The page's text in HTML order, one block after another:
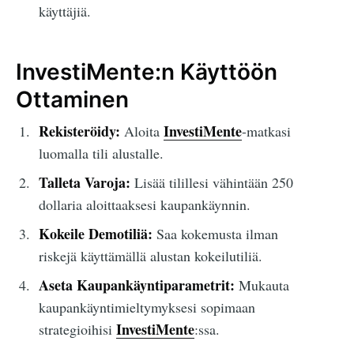
käyttäjiä.
InvestiMente:n Käyttöön
Ottaminen
Rekisteröidy: Aloita InvestiMente-matkasi
luomalla tili alustalle.
Talleta Varoja: Lisää tilillesi vähintään 250
dollaria aloittaaksesi kaupankäynnin.
Kokeile Demotiliä: Saa kokemusta ilman
riskejä käyttämällä alustan kokeilutiliä.
Aseta Kaupankäyntiparametrit: Mukauta
kaupankäyntimieltymyksesi sopimaan
strategioihisi InvestiMente:ssa.